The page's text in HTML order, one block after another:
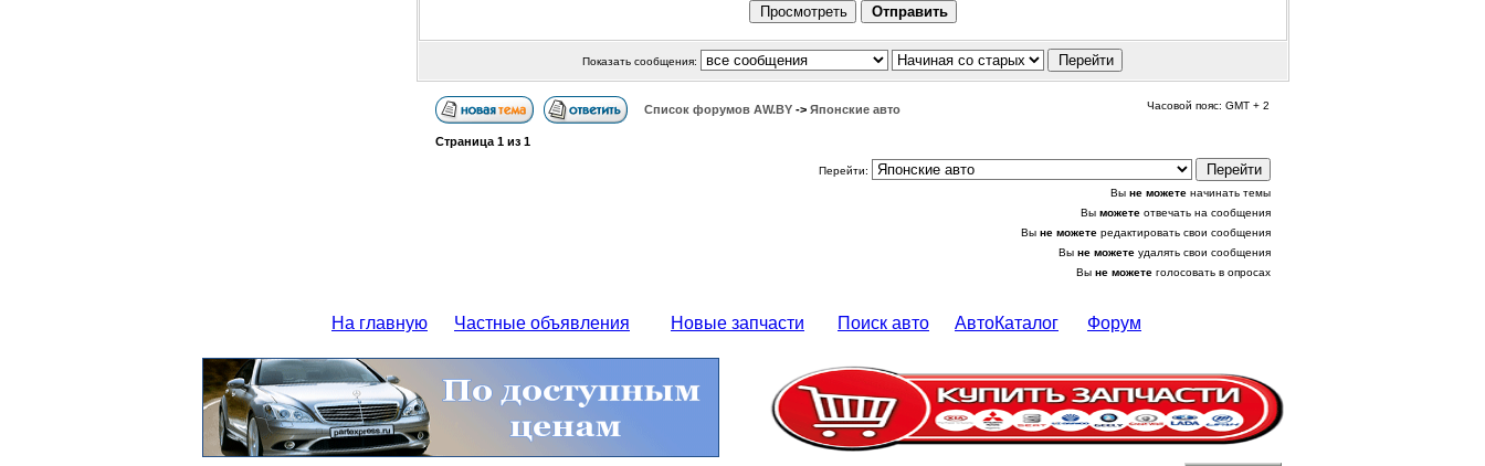
Показать сообщения:
Список форумов АW.BY -> Японские авто Часовой пояс: GMT + 2
Страница 1 из 1
Перейти:
Вы не можете начинать темы
Вы можете отвечать на сообщения
Вы не можете редактировать свои сообщения
Вы не можете удалять свои сообщения
Вы не можете голосовать в опросах
На главную Частные объявления Новые запчасти Поиск авто АвтоКаталог Форум